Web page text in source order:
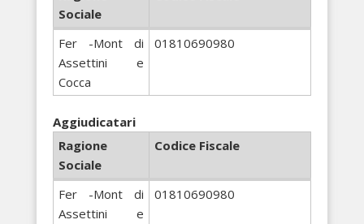
Sociale
Fer -Mont di
Assettini e
Cocca
01810690980
Aggiudicatari
Ragione
Sociale
Codice Fiscale
Fer -Mont di
Assettini e
01810690980